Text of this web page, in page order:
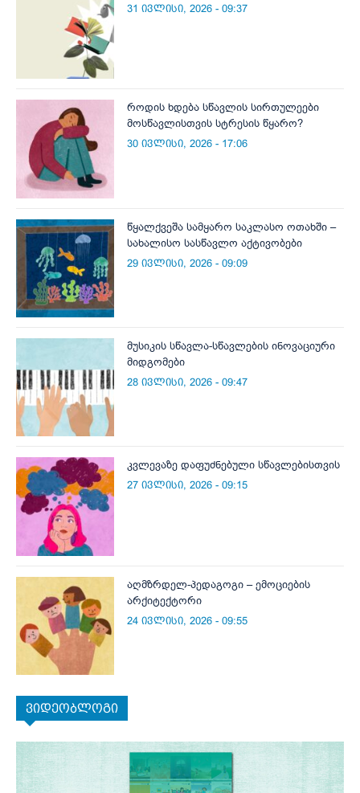
31 ივლისი, 2026 - 09:37
როდის ხდება სწავლის სირთულეები
მოსწავლისთვის სტრესის წყარო?
30 ივლისი, 2026 - 17:06
წყალქვეშა სამყარო საკლასო ოთახში –
სახალისო სასწავლო აქტივობები
29 ივლისი, 2026 - 09:09
მუსიკის სწავლა-სწავლების ინოვაციური
მიდგომები
28 ივლისი, 2026 - 09:47
კვლევაზე დაფუძნებული სწავლებისთვის
27 ივლისი, 2026 - 09:15
აღმზრდელ-პედაგოგი – ემოციების
არქიტექტორი
24 ივლისი, 2026 - 09:55
ვიდეობლოგი